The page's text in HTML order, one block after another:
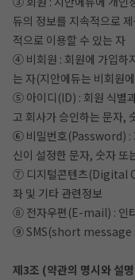
시 수강일 3일 자동 연장!
듀의 정보를 지속적으로
적으로 이용할 수 있는 자
④ 비회원 : 회원에 가입하
는 자(지안에듀는 비회원
⑤ 아이디(ID) : 회원 식별
고 회사가 승인하는 문자,
⑥ 비밀번호(Password) :
신이 설정한 문자, 숫자 또
⑦ 디지털콘텐츠(Digital
좌 및 기타 관련정보
⑧ 전자우편(E-mail) : 인
⑨ SMS(short message
제3조 (약관의 명시와 설